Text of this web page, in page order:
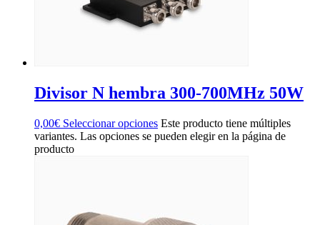
Divisor N hembra 300-700MHz 50W
0,00€ Seleccionar opciones Este producto tiene múltiples
variantes. Las opciones se pueden elegir en la página de
producto